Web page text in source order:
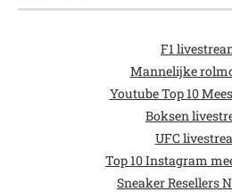
F1
Mannelijke
Youtube Top 10
Boksen
UFC
Top 10 Instagram
Sneaker Resellers